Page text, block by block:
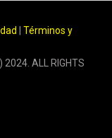
Términos y
2024. ALL RIGHTS